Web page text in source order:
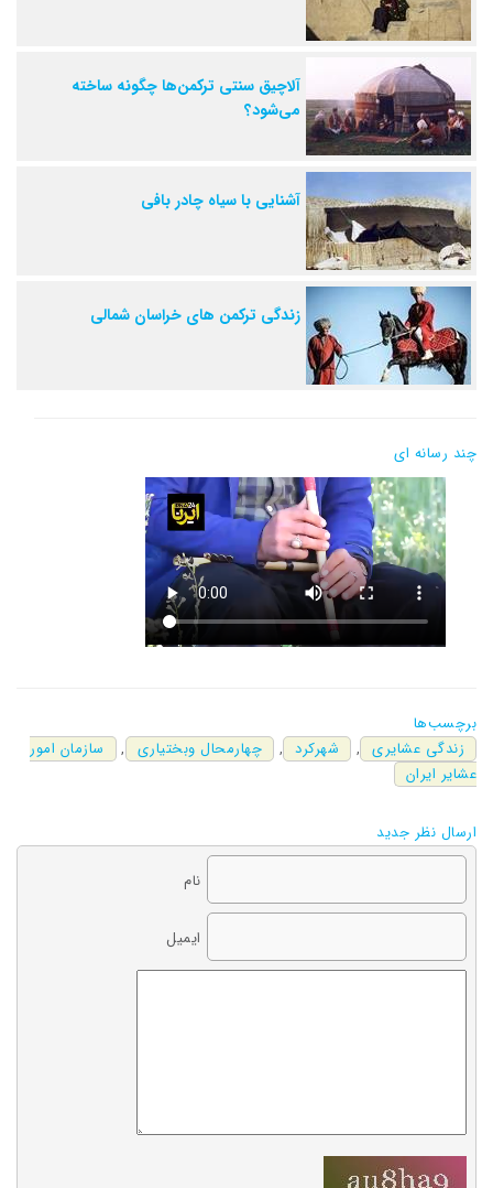
آلاچیق سنتی ترکمن‌ها چگونه ساخته
می‌شود؟
آشنایی با سیاه چادر بافی
زندگی ترکمن های خراسان شمالی
چند رسانه ای
برچسب‌ها
زندگی عشایری , شهرکرد , چهارمحال وبختیاری ,
سازمان امور
عشایر ایران
ارسال نظر جدید
نام
ایمیل